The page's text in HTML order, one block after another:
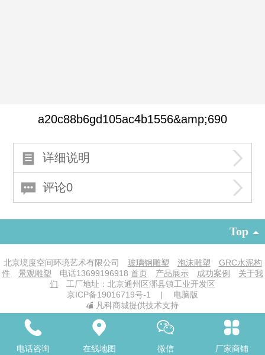
a20c88b6gd105ac4b1556&amp;690
详细说明
评论0
Top
北京境度空间环境艺术有限公司 玻璃钢雕塑 泡沫雕塑
GRC水泥构
件
景观雕塑 电话13699196918 首页 产品展示 成功案例
关于我
们 工厂地址：北京通州区漷县镇工业开发区
京ICP备19016719号-1
|
电脑版
凡科商城提供技术支持
电话咨询 在线地图 微信 厂家商铺